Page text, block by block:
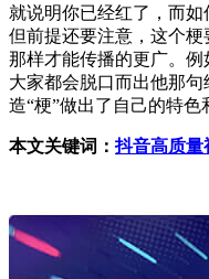
就说明你已经红了，而如
但前提还要注意，这个梗
那样才能传播的更广。例
大家都会脱口而出他那
造“梗”做出了自己的特色
本文关键词：抖音高质量